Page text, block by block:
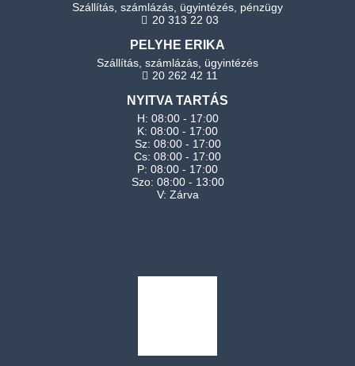
Szállítás, számlázás, ügyintézés, pénzügy
20 313 22 03
PELYHE ERIKA
Szállítás, számlázás, ügyintézés
20 262 42 11
NYITVA TARTÁS
H: 08:00 - 17:00
K: 08:00 - 17:00
Sz: 08:00 - 17:00
Cs: 08:00 - 17:00
P: 08:00 - 17:00
Szo: 08:00 - 13:00
V: Zárva